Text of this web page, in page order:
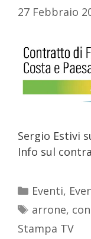
27 Febbraio
Sergio Estivi
Info sul
Eventi,
arrone,
Stampa TV